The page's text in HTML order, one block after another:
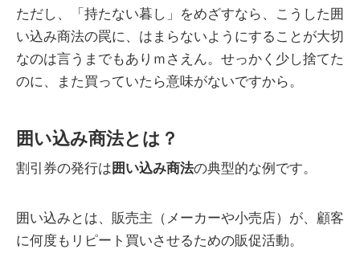
ただし、「持たない暮し」をめざすなら、こうした囲
い込み商法の罠に、はまらないようにすることが大切
なのは言うまでもありｍさえん。せっかく少し捨てた
のに、また買っていたら意味がないですから。
囲い込み商法とは？
割引券の発行は 囲い込み商法の典型的な例です。
囲い込みとは、販売主（メーカーや小売店）が、顧客
に何度もリピート買いさせるための販促活動。